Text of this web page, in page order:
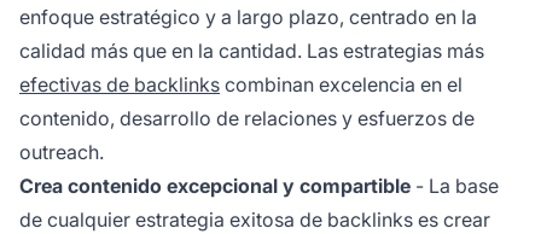
enfoque estratégico y a largo plazo, centrado en la
calidad más que en la cantidad. Las estrategias más
efectivas de backlinks combinan excelencia en el
contenido, desarrollo de relaciones y esfuerzos de
outreach.
Crea contenido excepcional y compartible - La base
de cualquier estrategia exitosa de backlinks es crear